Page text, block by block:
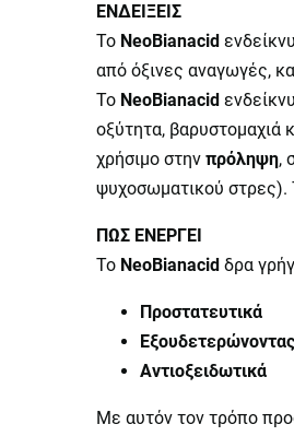
ΕΝΔΕΙΞΕΙΣ
Το NeoBianacid
από όξινες αναγωγές,
Το NeoBianacid
οξύτητα,
χρήσιμο στην πρόληψη,
ψυχοσωματικού στρες).
ΠΩΣ ΕΝΕΡΓΕΙ
Το NeoBianacid δρα
Προστατευτικά
Αντιοξειδωτικά
Με αυτόν τον τρόπο